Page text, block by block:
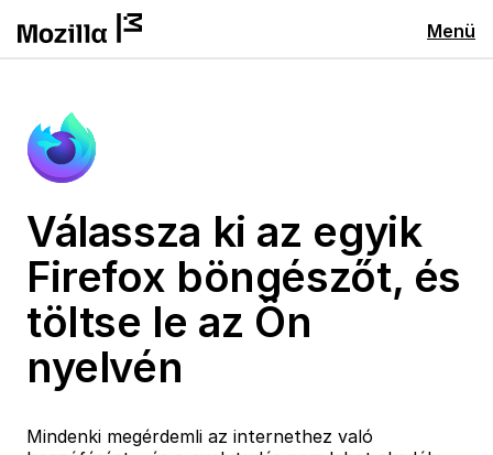
Menü
Válassza ki az egyik
Firefox böngészőt, és
töltse le az Ön
nyelvén
Mindenki megérdemli az internethez való